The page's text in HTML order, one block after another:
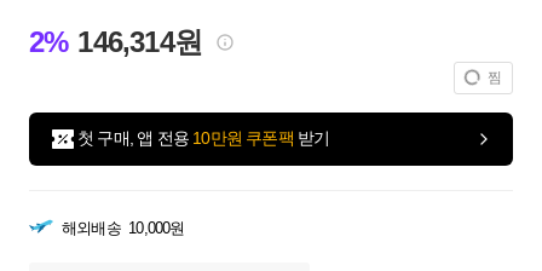
2% 146,314원
찜
첫 구매, 앱 전용 10만원 쿠폰팩 받기
해외배송 10,000원